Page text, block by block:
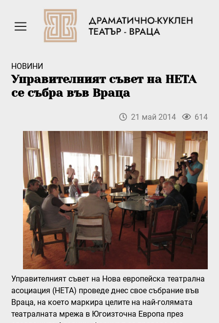
НОВИНИ
Управителният съвет на НЕТА
се събра във Враца
21 май 2014 614
Управителният съвет на Нова европейска театрална
асоциация (НЕТА) проведе днес свое събрание във
Враца, на което маркира целите на най-голямата
театралната мрежа в Югоизточна Европа през